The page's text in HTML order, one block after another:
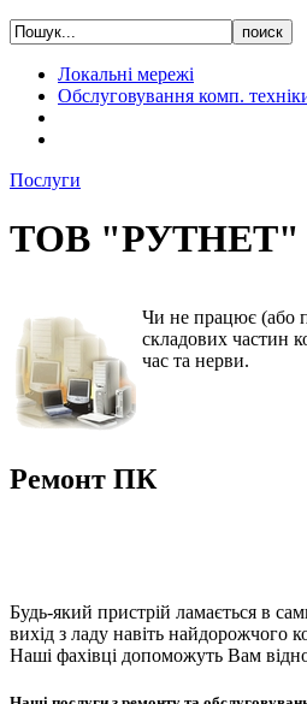
Локальні мережі
Обслуговування комп.
Послуги
ТОВ "РУТНЕТ"
Чи не працює (або
складових частин
час та нерви.
Ремонт ПК
Будь-який пристрій ламається в
вихід з ладу навіть найдорожчого
Наші фахівці допоможуть Вам